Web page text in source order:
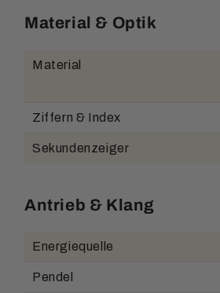
Material & Optik
Material
Ziffern & Index
Sekundenzeiger
Antrieb & Klang
Energiequelle
Pendel